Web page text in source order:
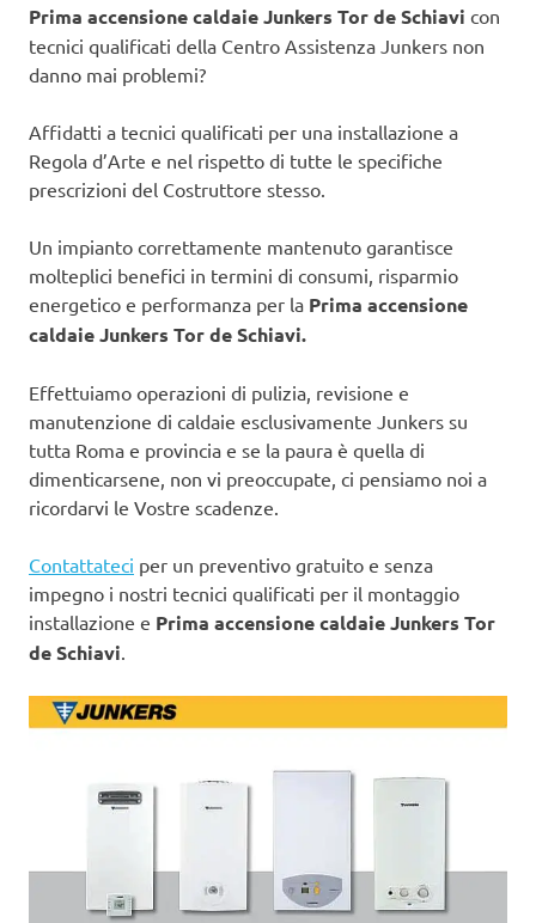
Prima accensione caldaie Junkers Tor de Schiavi con
tecnici qualificati della Centro Assistenza Junkers non
danno mai problemi?
Affidatti a tecnici qualificati per una installazione a
Regola d’Arte e nel rispetto di tutte le specifiche
prescrizioni del Costruttore stesso.
Un impianto correttamente mantenuto garantisce
molteplici benefici in termini di consumi, risparmio
energetico e performanza per la Prima accensione
caldaie Junkers Tor de Schiavi.
Effettuiamo operazioni di pulizia, revisione e
manutenzione di caldaie esclusivamente Junkers su
tutta Roma e provincia e se la paura è quella di
dimenticarsene, non vi preoccupate, ci pensiamo noi a
ricordarvi le Vostre scadenze.
Contattateci per un preventivo gratuito e senza
impegno i nostri tecnici qualificati per il montaggio
installazione e Prima accensione caldaie Junkers Tor
de Schiavi.